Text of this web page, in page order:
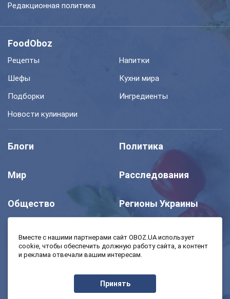
Редакционная политика
FoodOboz
Рецепты
Напитки
Шефы
Кухни мира
Подборки
Ингредиенты
Новости кулинарии
Блоги Политика
Мир Расследования
Общество Регионы Украины
Моя школа Авто
Экономика
Вместе с нашими партнерами сайт OBOZ.UA использует
cookie, чтобы обеспечить должную работу сайта, а контент
и реклама отвечали вашим интересам.
Принять